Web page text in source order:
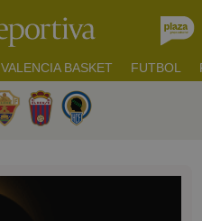
VALENCIA BASKET FUTBOL